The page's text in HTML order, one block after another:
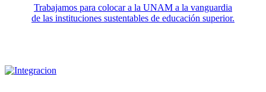
Trabajamos para colocar a la UNAM a la vanguardia
de las instituciones sustentables de educación superior.